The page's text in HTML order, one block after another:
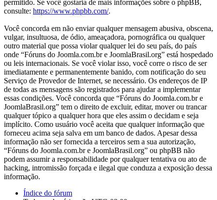
permitido. Se você gostaria de mais informações sobre o phpBB,
consulte: https://www.phpbb.com/.
Você concorda em não enviar qualquer mensagem abusiva, obscena,
vulgar, insultuosa, de ódio, ameaçadora, pornográfica ou qualquer
outro material que possa violar qualquer lei do seu país, do país
onde “Fóruns do Joomla.com.br e JoomlaBrasil.org” está hospedado
ou leis internacionais. Se você violar isso, você corre o risco de ser
imediatamente e permanentemente banido, com notificação do seu
Serviço de Provedor de Internet, se necessário. Os endereços de IP
de todas as mensagens são registrados para ajudar a implementar
essas condições. Você concorda que “Fóruns do Joomla.com.br e
JoomlaBrasil.org” tem o direito de excluir, editar, mover ou trancar
qualquer tópico a qualquer hora que eles assim o decidam e seja
implícito. Como usuário você aceita que qualquer informação que
forneceu acima seja salva em um banco de dados. Apesar dessa
informação não ser fornecida a terceiros sem a sua autorização,
“Fóruns do Joomla.com.br e JoomlaBrasil.org” ou phpBB não
podem assumir a responsabilidade por qualquer tentativa ou ato de
hacking, intromissão forçada e ilegal que conduza a exposição dessa
informação.
Índice do fórum